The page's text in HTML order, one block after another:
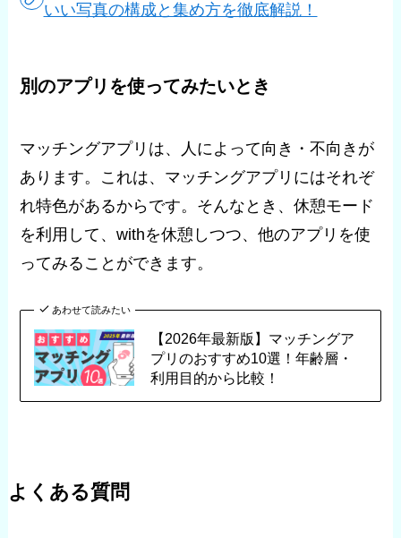
いい写真の構成と集め方を徹底解説！
別のアプリを使ってみたいとき
マッチングアプリは、人によって向き・不向きが
あります。これは、マッチングアプリにはそれぞ
れ特色があるからです。そんなとき、休憩モード
を利用して、withを休憩しつつ、他のアプリを使
ってみることができます。
あわせて読みたい
【2026年最新版】マッチングア
プリのおすすめ10選！年齢層・
利用目的から比較！
よくある質問